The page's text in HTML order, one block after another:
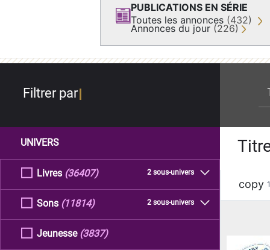
PUBLICATIONS EN SÉRIE
Toutes les annonces (432)
Annonces du jour (226)
Filtrer par
UNIVERS
Livres 2 sous-univers
(36407)
Sons 2 sous-univers
(11814)
Jeunesse (3837)
copy